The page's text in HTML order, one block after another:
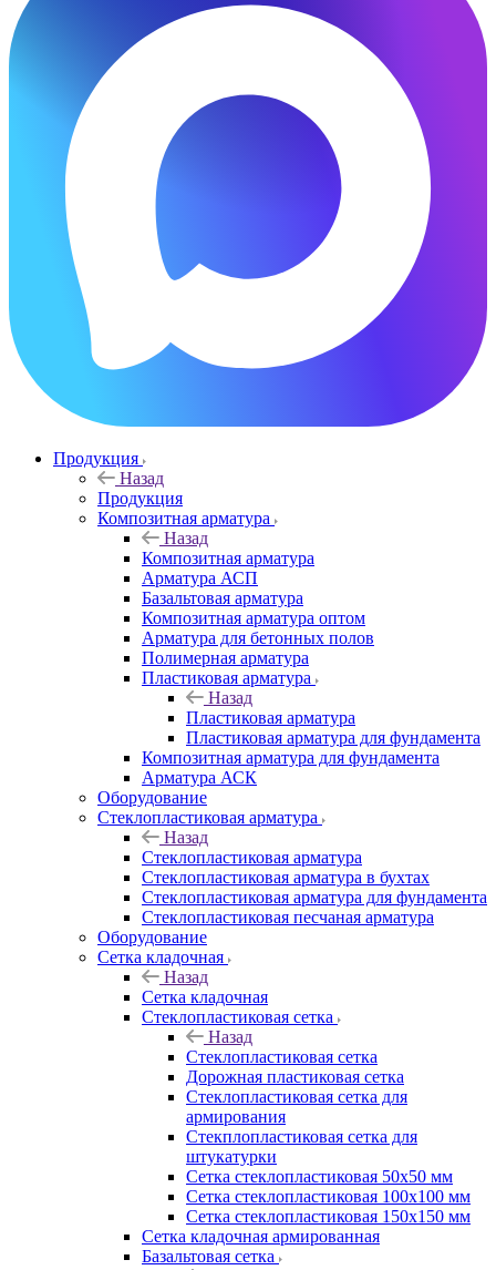
Продукция
Назад
Продукция
Композитная арматура
Назад
Композитная арматура
Арматура АСП
Базальтовая арматура
Композитная арматура оптом
Арматура для бетонных полов
Полимерная арматура
Пластиковая арматура
Назад
Пластиковая арматура
Пластиковая арматура для фундамента
Композитная арматура для фундамента
Арматура АСК
Оборудование
Cтеклопластиковая арматура
Назад
Cтеклопластиковая арматура
Стеклопластиковая арматура в бухтах
Стеклопластиковая арматура для фундамента
Стеклопластиковая песчаная арматура
Оборудование
Сетка кладочная
Назад
Сетка кладочная
Стеклопластиковая сетка
Назад
Стеклопластиковая сетка
Дорожная пластиковая сетка
Стеклопластиковая сетка для
армирования
Стекплопластиковая сетка для
штукатурки
Сетка стеклопластиковая 50x50 мм
Сетка стеклопластиковая 100x100 мм
Сетка стеклопластиковая 150x150 мм
Сетка кладочная армированная
Базальтовая сетка